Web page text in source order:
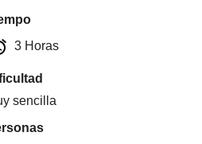
3 Horas
sencilla